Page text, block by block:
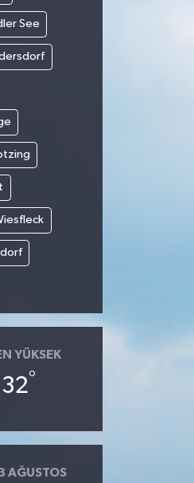
See
YÜKSEK
°
AĞUSTOS